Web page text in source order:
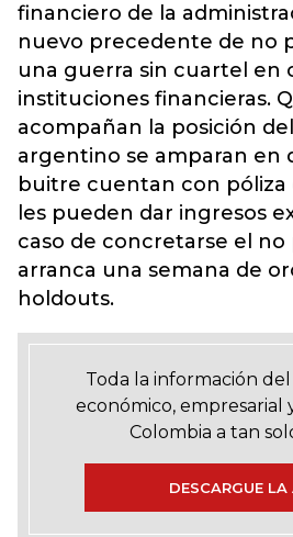
financiero de la
nuevo precedente de no
una guerra sin cuartel en
instituciones financieras.
acompañan la posición
argentino se amparan en
buitre cuentan con póliza
les pueden dar ingresos
caso de concretarse el no
arranca una semana de
holdouts.
Toda la información
económico, empresarial
Colombia a tan
DESCARGUE LA